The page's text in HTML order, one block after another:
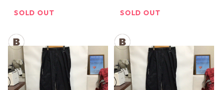
SOLD OUT
SOLD OUT